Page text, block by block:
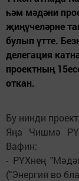
һәм мәдәни
җиңүчеләрне
булып үтте.
делегация
проектның
откан.
Бу нинди
Яңа Чишмә
Вафин:
- РҮХнең
("Энергия во